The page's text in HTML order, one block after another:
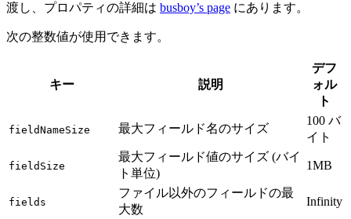
渡し、プロパティの詳細は busboy’s page にあります。
次の整数値が使用できます。
キー 説明
デフ
ォル
ト
fieldNameSize 最大フィールド名のサイズ
100 バ
イト
fieldSize
最大フィールド値のサイズ (バイ
ト単位)
1MB
fields
ファイル以外のフィールドの最
大数
Infinity